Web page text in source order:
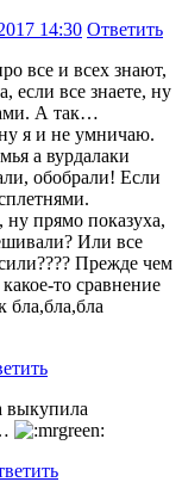
14:30 Ответить
все и всех знают,
если все знаете, ну
А так…
я и не умничаю.
а вурдалаки
обобрали! Если
прямо показуха,
Или все
Прежде чем
то сравнение
бла,бла,бла
выкупила